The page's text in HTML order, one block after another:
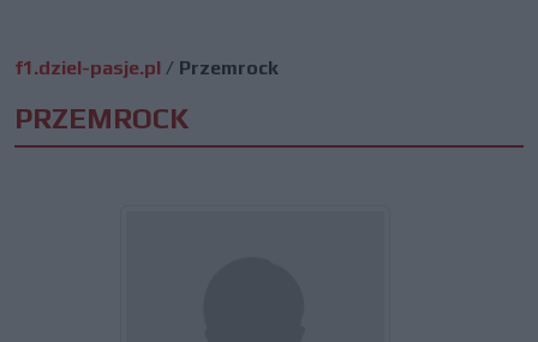
f1.dziel-pasje.pl / Przemrock
PRZEMROCK